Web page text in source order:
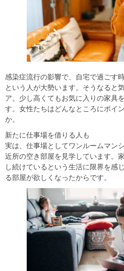
感染症流行の影響で、自宅で過ごす
という人が大勢います。そうなると
ア。少し高くてもお気に入りの家具
す。女性たちはどんなところにポイ
か。
新たに仕事場を借りる人も
実は、仕事場としてワンルームマン
近所の空き部屋を見学しています。
し続けているという生活に限界を感
る部屋が欲しくなったからです。